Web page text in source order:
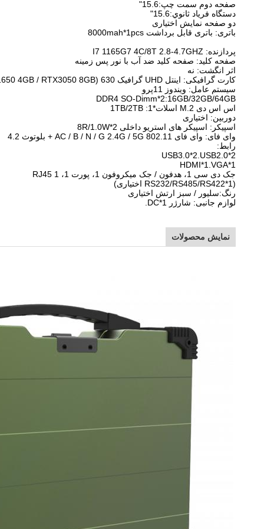
صفحه دوم سمت چپ:15.6"
دستگاه فرياد ثانوي:15.6"
دو صفحه نمایش اختیاری
باتری: باتری قابل برداشت 8000mah*1pcs
پردازنده: I7 1165G7 4C/8T 2.8-4.7GHZ
صفحه کلید: صفحه کلید ضد آب با نور پس زمینه
اثر انگشت: نه
کارت گرافیکی: اینتل UHD گرافیک 630 (GTX1650 4GB / RTX3050 8GB اختیاری)
سیستم عامل: ویندوز 11پرو
DDR4 SO-Dimm*2:16GB/32GB/64GB
اس اس دی M.2 اسلات*1: 1TB/2TB
دوربین: اختیاری
اسپیکر: اسپیکر های استریو داخلی 8R/1.0W*2
وای فای: وای فای 802.11 AC / B / N / G 2.4G / 5G + بلوتوث 4.2
رابط:
USB3.0*2.USB2.0*2
HDMI*1.VGA*1
جک دی سی 1، هدفون / جک میکروفون 1، پورت 1، RJ45 1
(RS232/RS485/RS422*1 اختیاری)
رنگ:سلیور / سبز ارتش اختیاری
لوازم جانبی: شارژر DC*1.
نمایش محصولات